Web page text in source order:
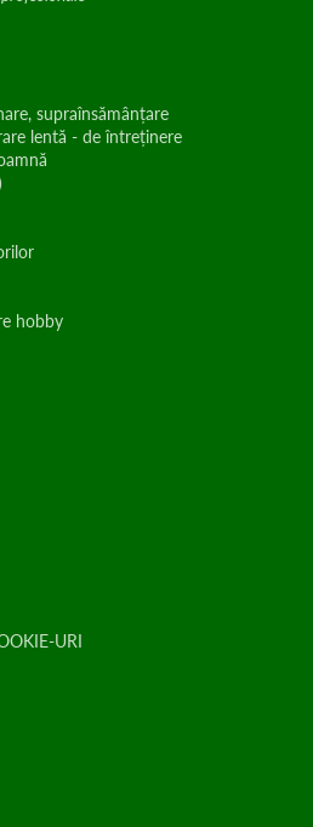
supraînsămânțare
lentă - de întreținere
hobby
URI